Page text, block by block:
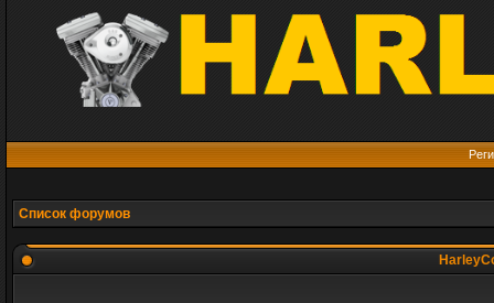
Список форумов